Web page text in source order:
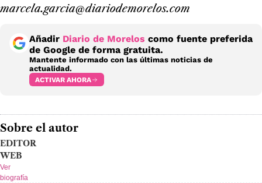
marcela.garcia@diariodemorelos.com
Añadir Diario de Morelos como fuente preferida
de Google de forma gratuita.
Mantente informado con las últimas noticias de
actualidad.
ACTIVAR AHORA
Sobre el autor
EDITOR
WEB
Ver
biografía